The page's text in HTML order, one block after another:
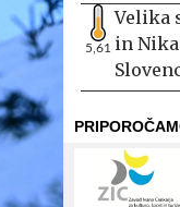
5,61
Velika
in